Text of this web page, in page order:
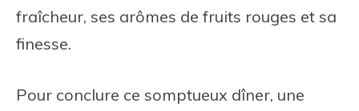
fraîcheur, ses arômes de fruits rouges et sa
finesse.
Pour conclure ce somptueux dîner, une